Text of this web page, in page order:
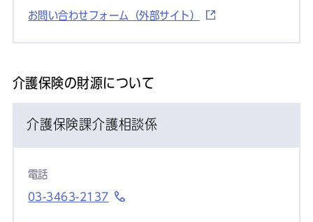
お問い合わせフォーム（外部サイト）
介護保険の財源について
介護保険課介護相談係
電話
03-3463-2137